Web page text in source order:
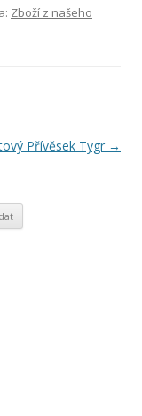
Zboží z našeho
Přívěsek Tygr →